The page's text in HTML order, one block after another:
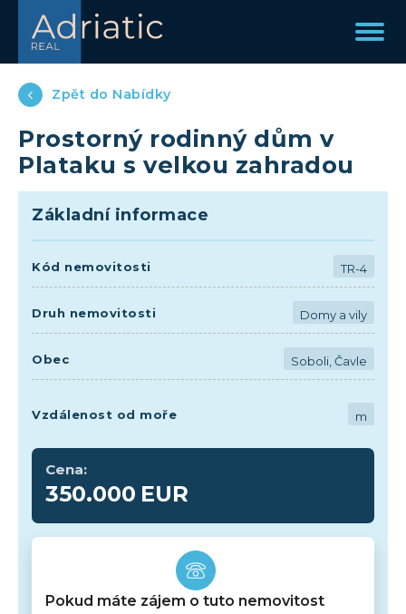
Zpět do Nabídky
Prostorný rodinný dům v
Plataku s velkou zahradou
Základní informace
Kód nemovitosti TR-4
Druh nemovitosti Domy a vily
Obec Soboli, Čavle
Vzdálenost od moře m
Cena:
350.000 EUR
Pokud máte zájem o tuto nemovitost